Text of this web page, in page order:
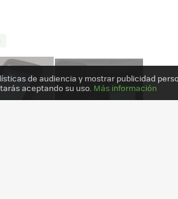
de audiencia y mostrar publicidad
aceptando su uso. Más información